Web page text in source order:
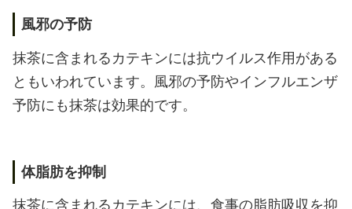
風邪の予防
抹茶に含まれるカテキンには抗ウイルス作用がある
ともいわれています。風邪の予防やインフルエンザ
予防にも抹茶は効果的です。
体脂肪を抑制
抹茶に含まれるカテキンには、食事の脂肪吸収を抑